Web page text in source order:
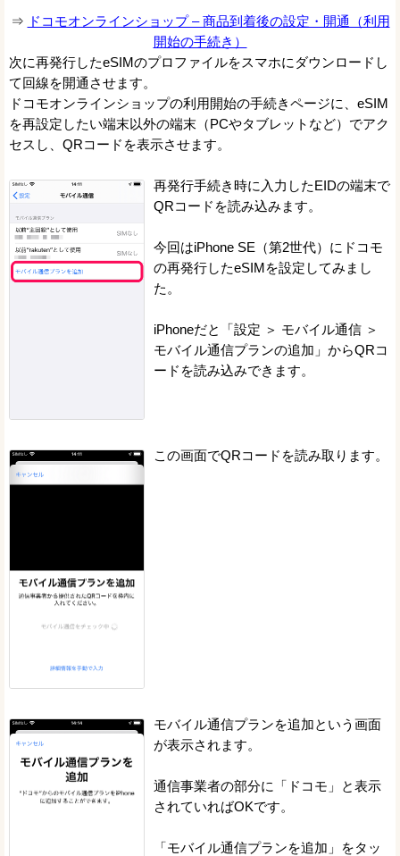
⇒ ドコモオンラインショップ – 商品到着後の設定・開通（利用
開始の手続き）
次に再発行したeSIMのプロファイルをスマホにダウンロードし
て回線を開通させます。
ドコモオンラインショップの利用開始の手続きページに、eSIM
を再設定したい端末以外の端末（PCやタブレットなど）でアク
セスし、QRコードを表示させます。
再発行手続き時に入力したEIDの端末で
QRコードを読み込みます。
今回はiPhone SE（第2世代）にドコモ
の再発行したeSIMを設定してみまし
た。
iPhoneだと「設定 ＞ モバイル通信 ＞
モバイル通信プランの追加」からQRコ
ードを読み込みできます。
この画面でQRコードを読み取ります。
モバイル通信プランを追加という画面
が表示されます。
通信事業者の部分に「ドコモ」と表示
されていればOKです。
「モバイル通信プランを追加」をタッ